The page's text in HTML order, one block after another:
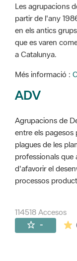
Les agrupacions
partir de l'any
en els antics
que es varen
a Catalunya.
Més informació :
ADV
Agrupacions de
entre els pagesos
plagues de les
professionals que
d'afavorir el
processos
114518 Accesos
-